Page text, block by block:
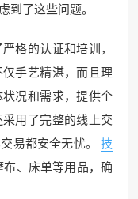
到了这些问题。
格的认证和培训，
手艺精湛，而且理
况和需求，提供个
用了完整的线上交
易都安全无忧。
技
、床单等用品，确